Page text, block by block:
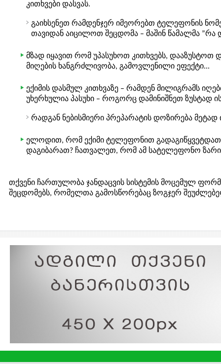
კითხვები დასვას.
გაიხსენეთ რამდენჯერ იმეორებთ ტელეფონის
თავიდან აიცილოთ შეცდომა – მაშინ წამალმა ”რა
მზად იყავით რომ უპასუხოთ კითხვებს, დააზუსტოთ
მიღების ხანგრძლივობა, გამოვლენილი ეფექტი...
ექიმის დასმულ კითხვაზე – რამდენ მილიგრამს
უხერხულია პასუხი – როგორც დამინიშნეთ ზუსტად
რადგან ნებისმიერი პრეპარატის დოზირება
ელოდით, რომ ექიმი ტელეფონით გადაგიწყვეტდათ
დაგიბარათ? ჩათვალეთ, რომ ამ სატელეფონო
თქვენი ჩართულობა ჯანდაცვის სისტემის მოცემულ
შეცდომებს, რომელთა გამოსწორებაც ზოგჯერ